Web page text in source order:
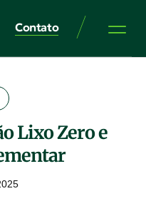
Contato
Lixo Zero e